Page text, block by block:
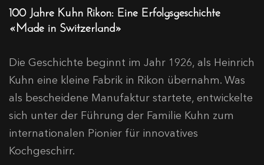
100 Jahre Kuhn Rikon: Eine Erfolgsgeschichte
«Made in Switzerland»
Die Geschichte beginnt im Jahr 1926, als Heinrich
Kuhn eine kleine Fabrik in Rikon übernahm. Was
als bescheidene Manufaktur startete, entwickelte
sich unter der Führung der Familie Kuhn zum
internationalen Pionier für innovatives
Kochgeschirr.